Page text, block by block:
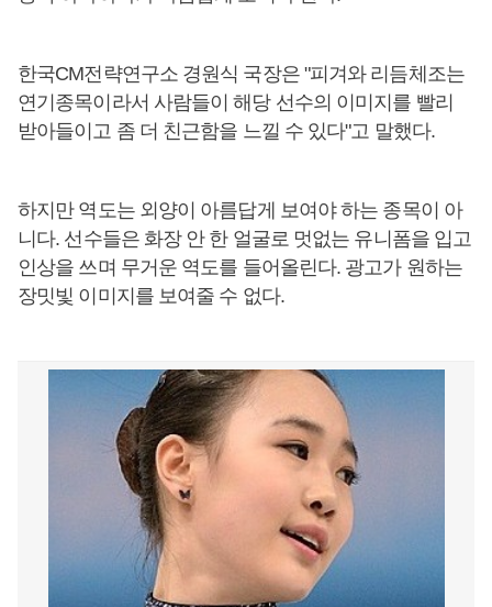
한국CM전략연구소 경원식 국장은 "피겨와 리듬체조는
연기종목이라서 사람들이 해당 선수의 이미지를 빨리
받아들이고 좀 더 친근함을 느낄 수 있다"고 말했다.
하지만 역도는 외양이 아름답게 보여야 하는 종목이 아
니다. 선수들은 화장 안 한 얼굴로 멋없는 유니폼을 입고
인상을 쓰며 무거운 역도를 들어올린다. 광고가 원하는
장밋빛 이미지를 보여줄 수 없다.